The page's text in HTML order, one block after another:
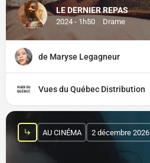
LE DERNIER REPAS
2024 - 1h50 Drame
de Maryse Legagneur
Vues du Québec Distribution
AU CINÉMA 2 décembre 2026